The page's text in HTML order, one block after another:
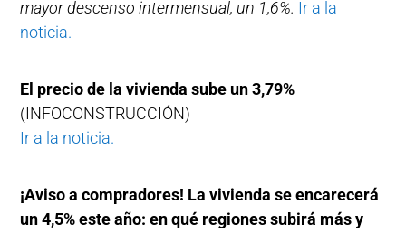
mayor descenso intermensual, un 1,6%. Ir a la
noticia.
El precio de la vivienda sube un 3,79%
(INFOCONSTRUCCIÓN)
Ir a la noticia.
¡Aviso a compradores! La vivienda se encarecerá
un 4,5% este año: en qué regiones subirá más y